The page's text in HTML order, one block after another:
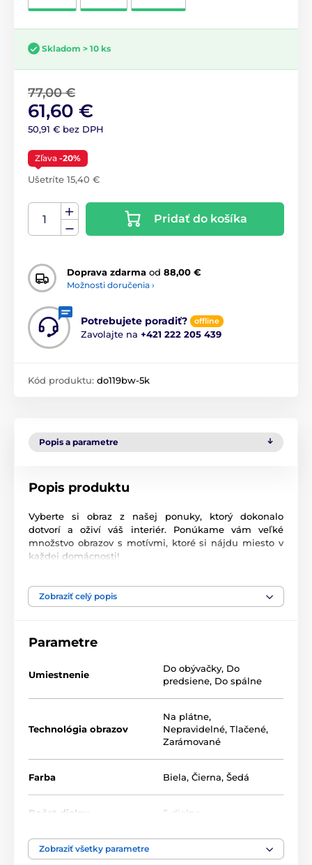
Skladom > 10 ks
77,00 €
61,60 €
50,91 € bez DPH
Zľava -20%
Ušetríte 15,40 €
Pridať do košíka
Doprava zdarma od 88,00 €
Možnosti doručenia ›
Potrebujete poradiť? offline
Zavolajte na +421 222 205 439
Kód produktu: do119bw-5k
Popis a parametre
Popis produktu
Vyberte si obraz z našej ponuky, ktorý dokonalo
dotvorí a oživí váš interiér. Ponúkame vám veľké
množstvo obrazov s motívmi, ktoré si nájdu miesto v
každej domácnosti!
(v cm):
| 40x80 | 40x60
Kvalita je pre nás dôležitá a preto sme pre naše obrazy
Zobraziť celý popis
Parametre
Umiestnenie
Do obývačky, Do
predsiene, Do spálne
Technológia obrazov
Na plátne,
Nepravidelné, Tlačené,
Zarámované
Farba Biela, Čierna, Šedá
Počet dielov 5-dielne
Zobraziť všetky parametre